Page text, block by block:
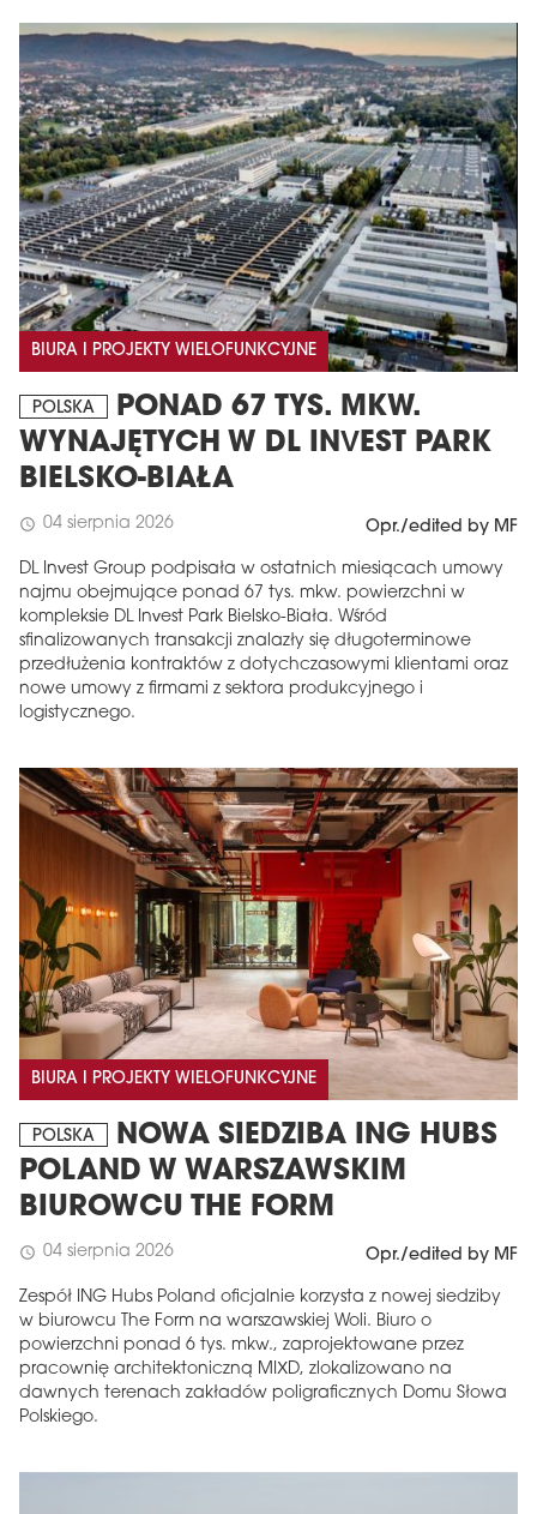
BIURA I PROJEKTY WIELOFUNKCYJNE
POLSKA
PONAD 67 TYS. MKW.
WYNAJĘTYCH W DL INVEST PARK
BIELSKO-BIAŁA
schedule 04 sierpnia 2026 Opr./edited by MF
DL Invest Group podpisała w ostatnich miesiącach umowy
najmu obejmujące ponad 67 tys. mkw. powierzchni w
kompleksie DL Invest Park Bielsko-Biała. Wśród
sfinalizowanych transakcji znalazły się długoterminowe
przedłużenia kontraktów z dotychczasowymi klientami oraz
nowe umowy z firmami z sektora produkcyjnego i
logistycznego.
BIURA I PROJEKTY WIELOFUNKCYJNE
POLSKA
NOWA SIEDZIBA ING HUBS
POLAND W WARSZAWSKIM
BIUROWCU THE FORM
schedule 04 sierpnia 2026 Opr./edited by MF
Zespół ING Hubs Poland oficjalnie korzysta z nowej siedziby
w biurowcu The Form na warszawskiej Woli. Biuro o
powierzchni ponad 6 tys. mkw., zaprojektowane przez
pracownię architektoniczną MIXD, zlokalizowano na
dawnych terenach zakładów poligraficznych Domu Słowa
Polskiego.